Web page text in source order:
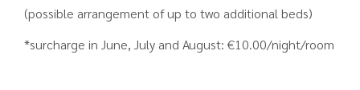
(possible arrangement of up to two additional beds)
*surcharge in June, July and August: €10.00/night/room